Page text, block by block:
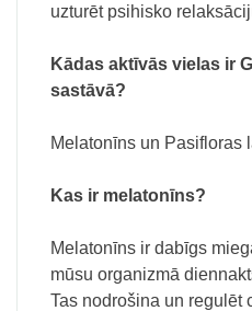
uzturēt psihisko
Kādas aktīvās vielas ir
sastāvā?
Melatonīns un Pasifloras
Kas ir melatonīns?
Melatonīns ir dabīgs
mūsu organizmā
Tas nodrošina un regulēt